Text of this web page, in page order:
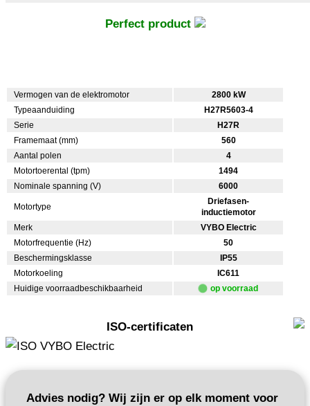
Perfect product
Vermogen van de elektromotor
2800 kW
Typeaanduiding
H27R5603-4
Serie
H27R
Framemaat (mm)
560
Aantal polen
4
Motortoerental (tpm)
1494
Nominale spanning (V)
6000
Motortype
Driefasen-
inductiemotor
Merk
VYBO Electric
Motorfrequentie (Hz)
50
Beschermingsklasse
IP55
Motorkoeling
IC611
Huidige voorraadbeschikbaarheid
op voorraad
ISO-certificaten
Advies nodig? Wij zijn er op elk moment voor